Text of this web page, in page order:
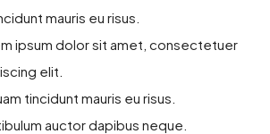
mauris eu risus.
ipsum dolor sit amet, consectetuer
elit.
tincidunt mauris eu risus.
auctor dapibus neque.